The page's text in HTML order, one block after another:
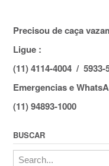
Precisou de caça
Ligue :
(11) 4114-4004 /
Emergencias e
(11) 94893-1000
BUSCAR